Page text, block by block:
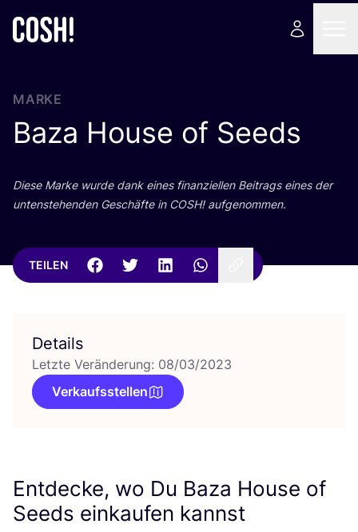
MARKE
Baza House of Seeds
Die­se Mar­ke wur­de dank eines finan­zi­el­len Bei­trags eines der
unten­ste­hen­den Geschäf­te in COSH! aufgenommen.
TEILEN
Details
Letzte Veränderung: 08/03/2023
Verkaufsstellen
Entdecke, wo Du Baza House of
Seeds einkaufen kannst